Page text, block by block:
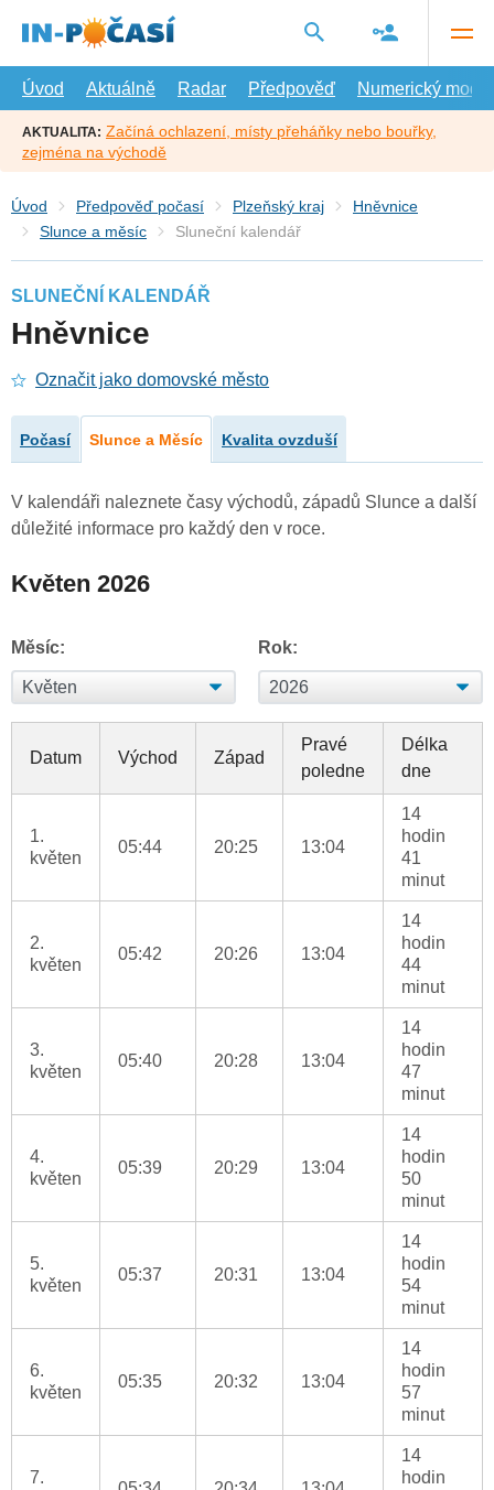
hlavní
Úvod
Aktuálně Radar Předpověď Numerický model
AKTUALITA: Začíná ochlazení, místy přeháňky nebo bouřky,
zejména na východě
Úvod Předpověď počasí Plzeňský kraj
Hněvnice
Slunce a měsíc
Sluneční kalendář
SLUNEČNÍ KALENDÁŘ
Hněvnice
Označit jako domovské město
Počasí Slunce a Měsíc Kvalita ovzduší
V kalendáři naleznete časy východů, západů Slunce a další
důležité informace pro každý den v roce.
Květen 2026
Měsíc: Rok:
Datum Východ Západ
Pravé
poledne
Délka
dne
1.
květen
05:44 20:25 13:04
14
hodin
41
minut
2.
květen
05:42 20:26 13:04
14
hodin
44
minut
3.
květen
05:40 20:28 13:04
14
hodin
47
minut
4.
květen
05:39 20:29 13:04
14
hodin
50
minut
5.
květen
05:37 20:31 13:04
14
hodin
54
minut
6.
květen
05:35 20:32 13:04
14
hodin
57
minut
7.
14
hodin